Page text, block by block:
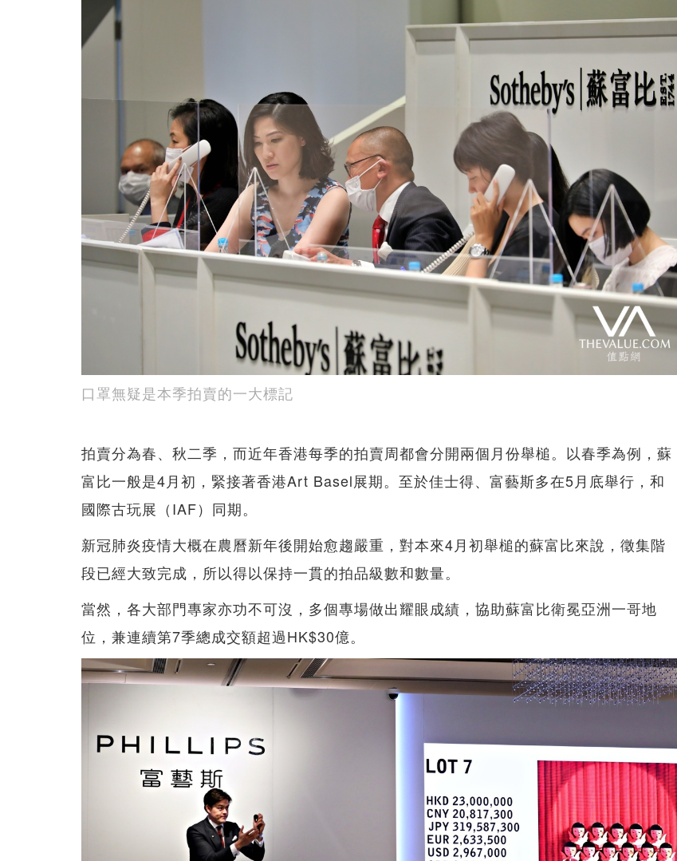
口罩無疑是本季拍賣的一大標記
拍賣分為春、秋二季，而近年香港每季的拍賣周都會分開兩個月份舉槌。以春季為例，蘇
富比一般是4月初，緊接著香港Art Basel展期。至於佳士得、富藝斯多在5月底舉行，和
國際古玩展（IAF）同期。
新冠肺炎疫情大概在農曆新年後開始愈趨嚴重，對本來4月初舉槌的蘇富比來說，徵集階
段已經大致完成，所以得以保持一貫的拍品級數和數量。
當然，各大部門專家亦功不可沒，多個專場做出耀眼成績，協助蘇富比衛冕亞洲一哥地
位，兼連續第7季總成交額超過HK$30億。